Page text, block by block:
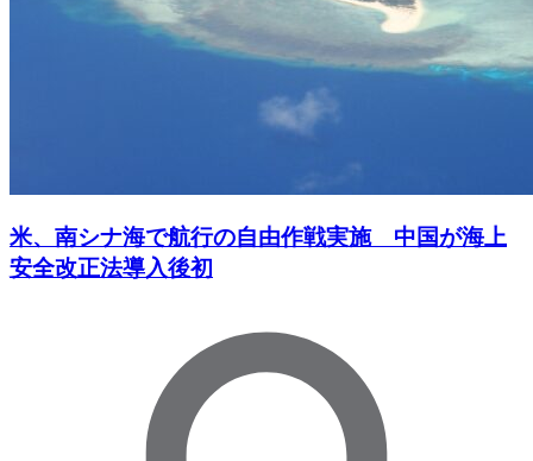
米、南シナ海で航行の自由作戦実施 中国が海上
安全改正法導入後初